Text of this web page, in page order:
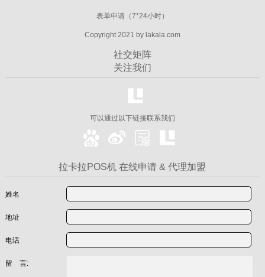
表单申请（7*24小时）
Copyright 2021 by lakala.com
社交矩阵
关注我们
可以通过以下链接联系我们
拉卡拉POS机 在线申请 & 代理加盟
姓名
地址
电话
留 言: